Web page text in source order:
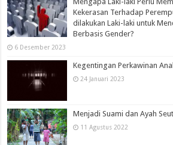
Kekerasan Terhadap
dilakukan Laki-laki untuk
Berbasis Gender?
6 Desember 2023
Kegentingan Perkawinan
24 Januari 2023
Menjadi Suami dan Ayah
11 Agustus 2022